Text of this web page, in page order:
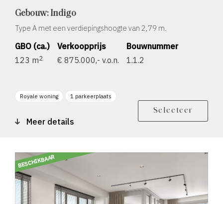
Gebouw: Indigo
Type A met een verdiepingshoogte van 2,79 m.
GBO (ca.)
123 m2
Verkoopprijs
€ 875.000,- v.o.n.
Bouwnummer
1.1.2
Royale woning 1 parkeerplaats
Meer details
Selecteer
BESCHIKBAAR